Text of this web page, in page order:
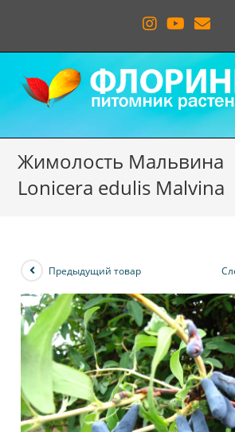
Жимолость Мальвина
Lonicera edulis Malvina
Предыдущий товар